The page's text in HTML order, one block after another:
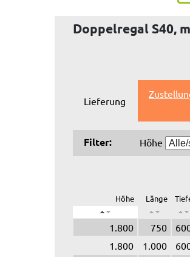
Doppelregal S40,
Lieferung
Filter: Höhe
Höhe Länge
1.800 750
1.800
1.000